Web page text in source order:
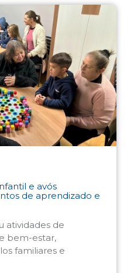
e avós
de aprendizado e
atividades de
bem-estar,
familiares e